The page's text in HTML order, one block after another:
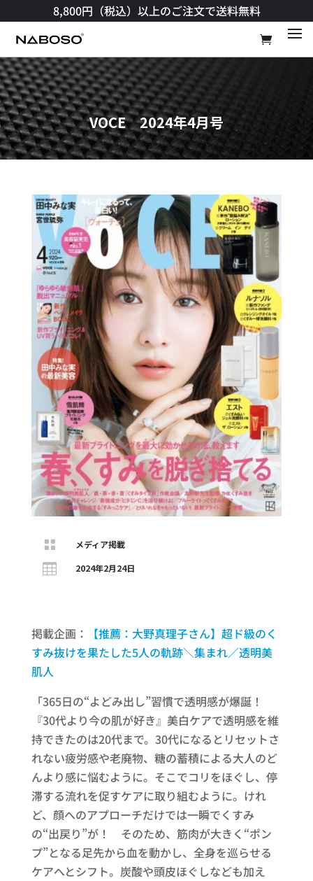
8,800円（税込）以上のご注文で送料無料​
VOCE 2024年4月号
 メディア掲載
 2024年2月24日
掲載企画：
【推薦：大野真理子さん】​超ド級のく
すみ抜けを果たした​5人の軌跡＼集まれ／​透明美
肌人​
「365日の“よどみ出し”習慣で透明感が爆誕！
『30代より今の肌が好き』美白ケアで透明感を維
持できたのは20代まで。30代になるとリセットさ
れない疲労感や老廃物、糖の蓄積による大人のど
んより感に悩むように。そこでコリをほぐし、停
滞する流れを促すケアに取り組むように。けれ
ど、顔へのアプローチだけでは一瞬でくすみ
の“出戻り”が！ そのため、筋肉が大きく“ポン
プ”となる足先から血を動かし、全身を巡らせる
ケアへとシフト。炭酸や頭皮ほぐしなども加え